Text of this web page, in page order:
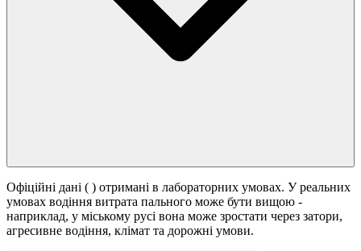
Офіційні дані ( ) отримані в лабораторних умовах. У реальних
умовах водіння витрата пального може бути вищою -
наприклад, у міському русі вона може зростати через затори,
агресивне водіння, клімат та дорожні умови.